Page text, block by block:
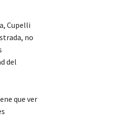
Cupelli
no
del
que ver